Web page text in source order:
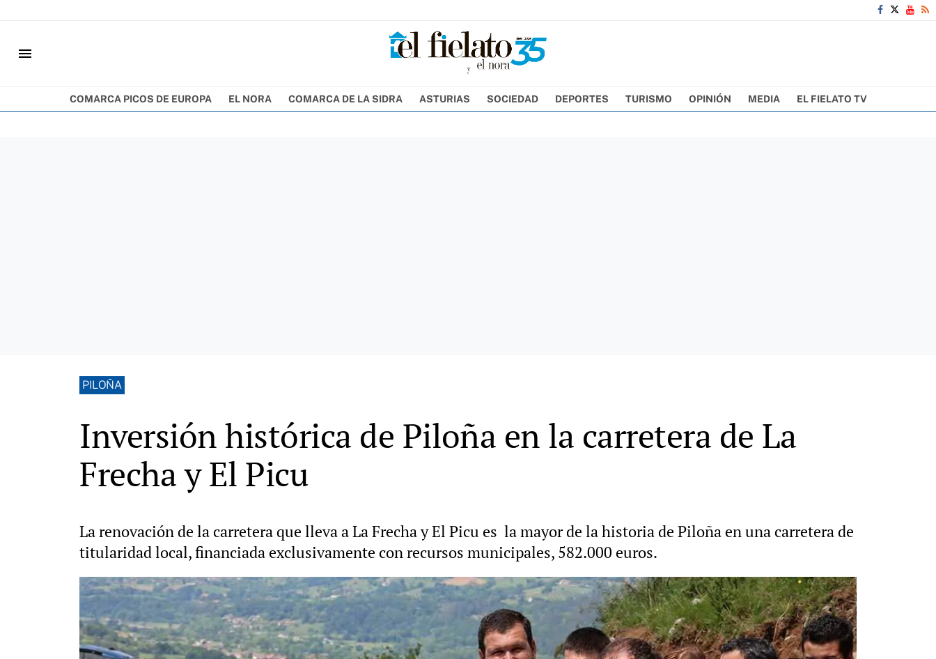
menu
COMARCA PICOS DE EUROPA EL NORA COMARCA DE LA SIDRA ASTURIAS SOCIEDAD DEPORTES TURISMO OPINIÓN MEDIA EL FIELATO TV
PILOÑA
Inversión histórica de Piloña en la carretera de La
Frecha y El Picu
La renovación de la carretera que lleva a La Frecha y El Picu es la mayor de la historia de Piloña en una carretera de
titularidad local, financiada exclusivamente con recursos municipales, 582.000 euros.